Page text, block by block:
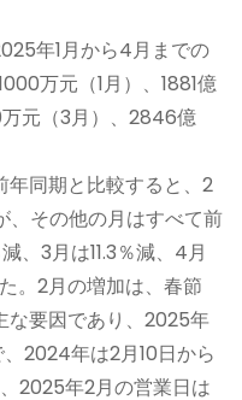
年1月から4月までの
万元（1月）、1881億
元（3月）、2846億
同期と比較すると、2
、その他の月はすべて前
、3月は11.3％減、4月
。2月の増加は、春節
な要因であり、2025年
2024年は2月10日から
2025年2月の営業日は